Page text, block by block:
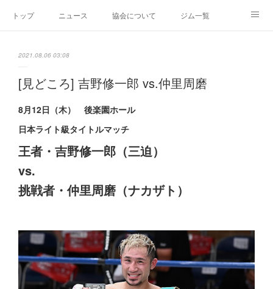
トップ ニュース 協会について ジム一覧
2021.08.06 03:08
[見どころ] 吉野修一郎 vs.仲里周磨
8月12日（木） 後楽園ホール
日本ライト級タイトルマッチ
王者・吉野修一郎（三迫）
vs.
挑戦者・仲里周磨（ナカザト）